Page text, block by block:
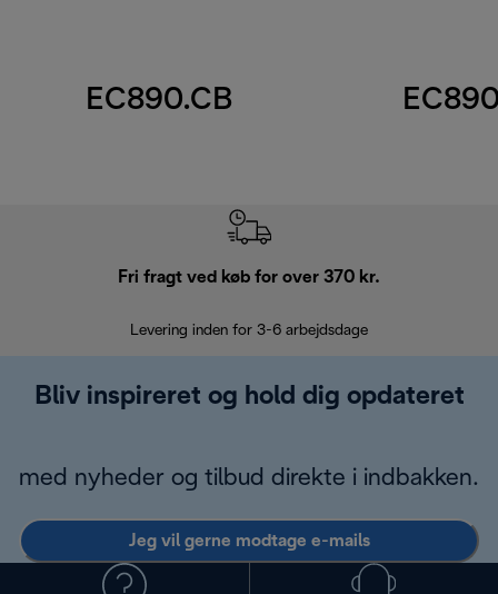
EC890.CB
Fri fragt ved køb for over 370 kr.
Levering inden for 3-6 arbejdsdage
Bliv inspireret og hold dig opdateret
med nyheder og tilbud direkte i indbakken.
Jeg vil gerne modtage e-mails